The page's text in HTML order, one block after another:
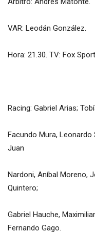
VAR: Leodán González.
Hora: 21.30. TV: Fox
Racing: Gabriel Arias;
Facundo Mura, Leonardo
Juan
Nardoni, Aníbal Moreno,
Quintero;
Gabriel Hauche,
Fernando Gago.